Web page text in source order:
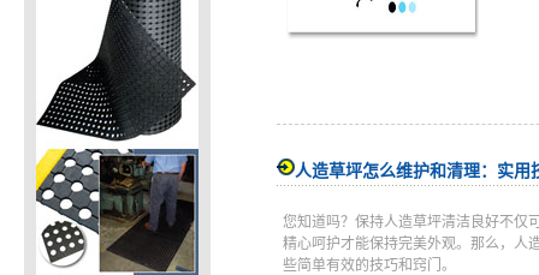
人造草坪怎么维护和清理：实用
您知道吗？保持人造草坪清洁良好不仅
精心呵护才能保持完美外观。那么，人
些简单有效的技巧和窍门。